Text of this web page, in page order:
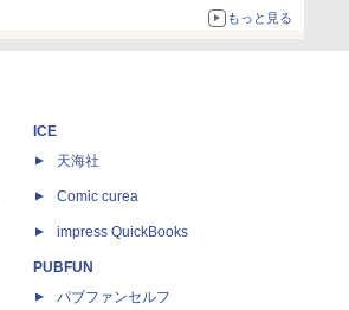
もっと見る
ICE
天海社
Comic curea
impress QuickBooks
PUBFUN
パブファンセルフ